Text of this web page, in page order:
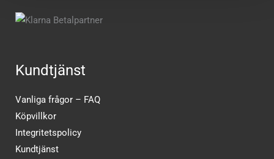
Kundtjänst
Vanliga frågor – FAQ
Köpvillkor
Integritetspolicy
Kundtjänst